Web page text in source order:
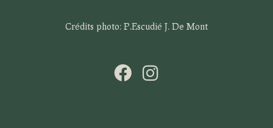
Crédits photo: P.Escudié J. De Mont
F
a
I
n